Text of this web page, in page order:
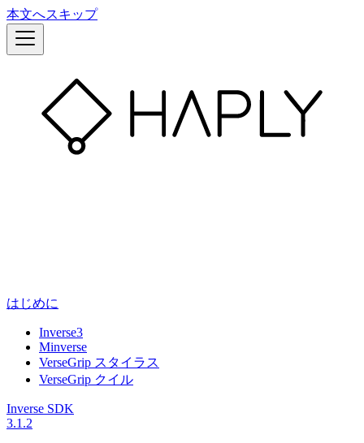
本文へスキップ
はじめに
Inverse3
Minverse
VerseGrip スタイラス
VerseGrip クイル
Inverse SDK
3.1.2